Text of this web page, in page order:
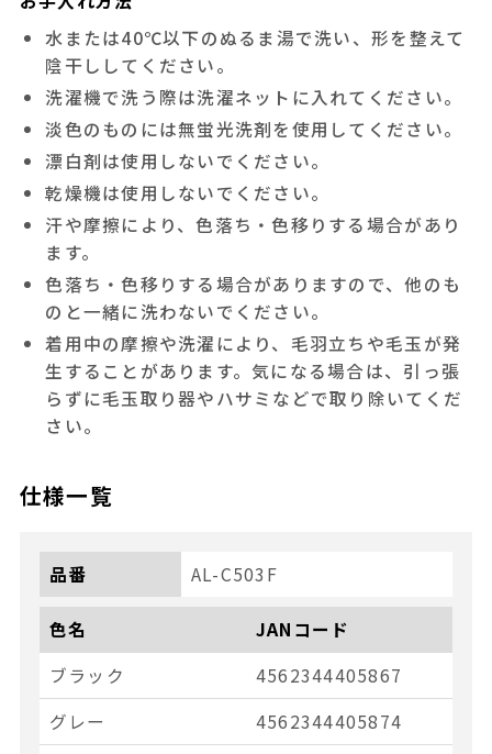
水または40℃以下のぬるま湯で洗い、形を整えて
陰干ししてください。
洗濯機で洗う際は洗濯ネットに入れてください。
淡色のものには無蛍光洗剤を使用してください。
漂白剤は使用しないでください。
乾燥機は使用しないでください。
汗や摩擦により、色落ち・色移りする場合があり
ます。
色落ち・色移りする場合がありますので、他のも
のと一緒に洗わないでください。
着用中の摩擦や洗濯により、毛羽立ちや毛玉が発
生することがあります。気になる場合は、引っ張
らずに毛玉取り器やハサミなどで取り除いてくだ
さい。
仕様一覧
品番 AL-C503F
色名
JANコード
ブラック
4562344405867
グレー
4562344405874